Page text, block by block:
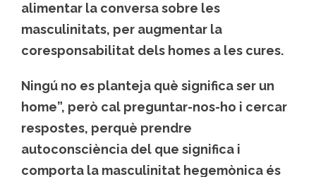
alimentar la conversa sobre les
masculinitats, per augmentar la
coresponsabilitat dels homes a les cures.
Ningú no es planteja què significa ser un
home”, però cal preguntar-nos-ho i cercar
respostes, perquè prendre
autoconsciència del que significa i
comporta la masculinitat hegemònica és